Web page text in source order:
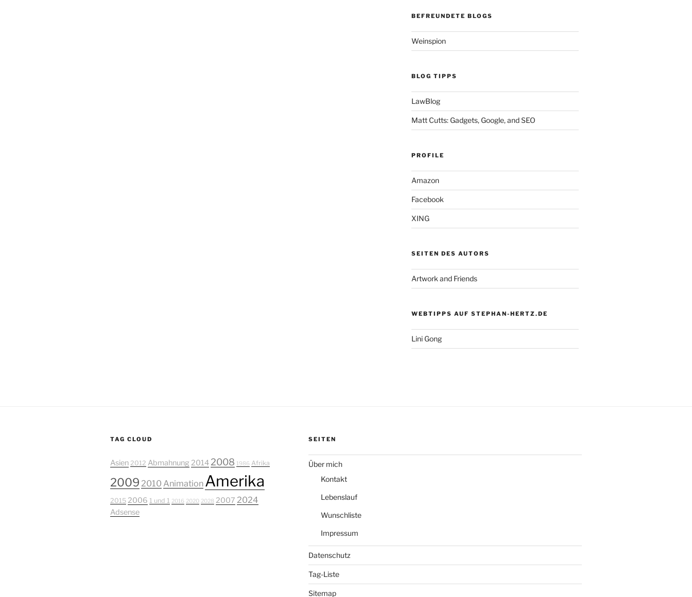
BEFREUNDETE BLOGS
Weinspion
BLOG TIPPS
LawBlog
Matt Cutts: Gadgets, Google, and SEO
PROFILE
Amazon
Facebook
XING
SEITEN DES AUTORS
Artwork and Friends
WEBTIPPS AUF STEPHAN-HERTZ.DE
Lini Gong
TAG CLOUD
Asien 2012 Abmahnung 2014 2008 1986 Afrika
2009 2010 Animation Amerika
2015 2006 1 und 1 2016 2020 2028 2007 2024
Adsense
SEITEN
Über mich
Kontakt
Lebenslauf
Wunschliste
Impressum
Datenschutz
Tag-Liste
Sitemap